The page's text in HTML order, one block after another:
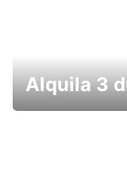
Alquila 3